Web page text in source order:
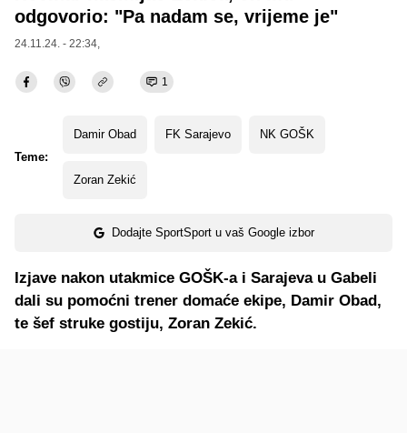
odgovorio: "Pa nadam se, vrijeme je"
24.11.24. - 22:34,
1
Teme:
Damir Obad FK Sarajevo NK GOŠK
Zoran Zekić
Dodajte SportSport u vaš Google izbor
Izjave nakon utakmice GOŠK-a i Sarajeva u Gabeli
dali su pomoćni trener domaće ekipe, Damir Obad,
te šef struke gostiju, Zoran Zekić.